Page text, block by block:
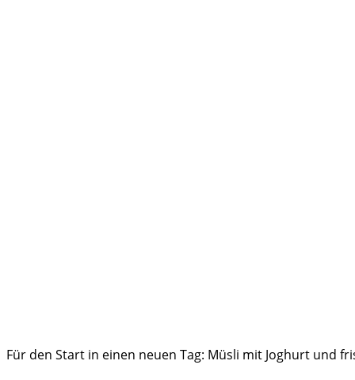
Für den Start in einen neuen Tag: Müsli mit Joghurt und